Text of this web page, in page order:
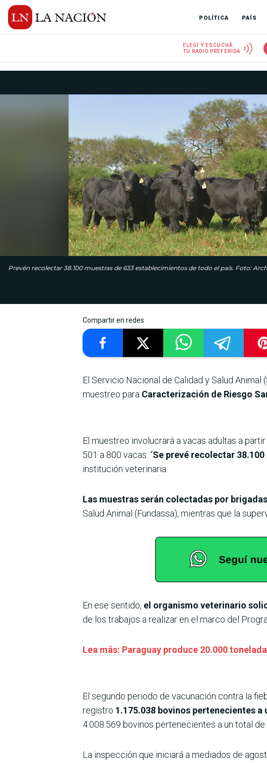
POLÍTICA PAÍS
ELEGÍ Y ESCUCHÁ
TU RADIO PREFERIDA
Prevén recolectar 38.100 muestras de 633 establecimientos de todo el país. Foto:
Compartir en redes
El Servicio Nacional de Calidad y Salud
muestreo para Caracterización de Riesgo
El muestreo involucrará a vacas adultas a
501 a 800 vacas. “Se prevé recolectar
institución veterinaria.
Las muestras serán colectadas por
Salud Animal (Fundassa), mientras que la
En ese sentido, el organismo veterinario
de los trabajos a realizar en el marco del
Lea más: Paraguay produce 20.000
El segundo periodo de vacunación contra la
registro 1.175.038 bovinos pertenecientes
4.008.569 bovinos pertenecientes a un total
La inspección que iniciará a mediados de